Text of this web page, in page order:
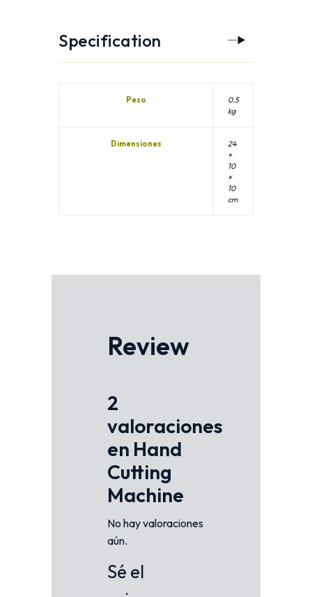
Specification
Peso
0.5
kg
Dimensiones
24
×
10
×
10
cm
Review
2
valoraciones
en Hand
Cutting
Machine
No hay valoraciones
aún.
Sé el